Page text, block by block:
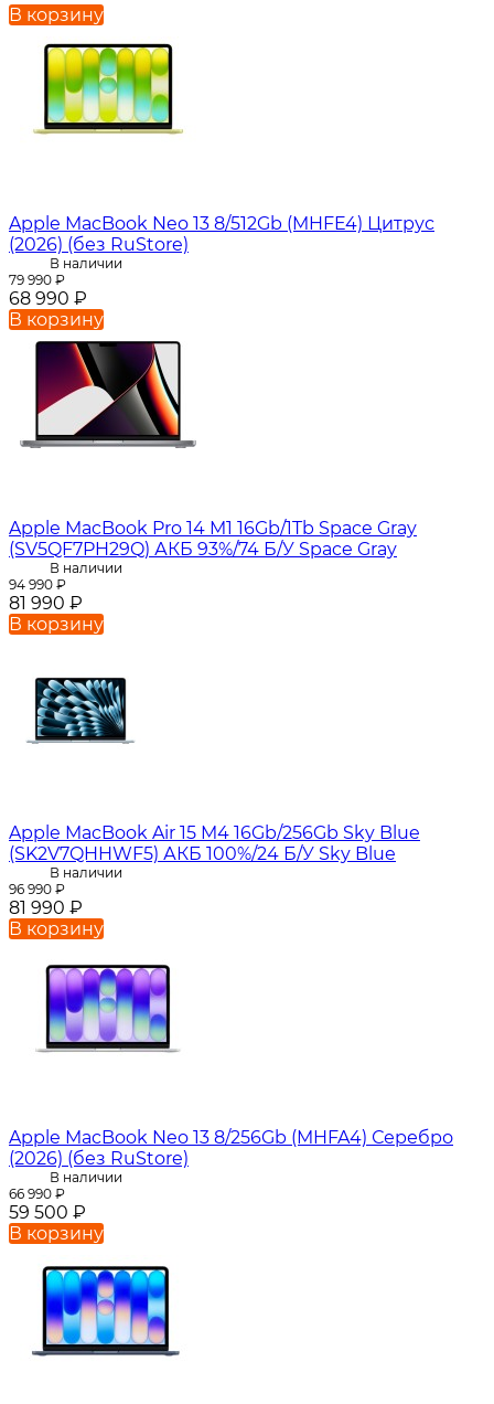
В корзину
Apple MacBook Neo 13 8/512Gb (MHFE4) Цитрус
(2026) (без RuStore)
В наличии
79 990 ₽
68 990 ₽
В корзину
Apple MacBook Pro 14 M1 16Gb/1Tb Space Gray
(SV5QF7PH29Q) АКБ 93%/74 Б/У Space Gray
В наличии
94 990 ₽
81 990 ₽
В корзину
Apple MacBook Air 15 M4 16Gb/256Gb Sky Blue
(SK2V7QHHWF5) АКБ 100%/24 Б/У Sky Blue
В наличии
96 990 ₽
81 990 ₽
В корзину
Apple MacBook Neo 13 8/256Gb (MHFA4) Серебро
(2026) (без RuStore)
В наличии
66 990 ₽
59 500 ₽
В корзину